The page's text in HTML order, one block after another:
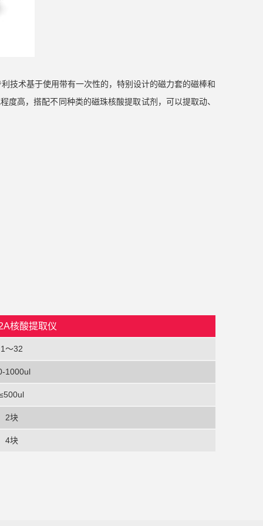
技术基于使用带有一次性的，特别设计的磁力套的磁棒和
高，搭配不同种类的磁珠核酸提取试剂，可以提取动、
核酸提取仪
1～32
1000ul
2块
4块